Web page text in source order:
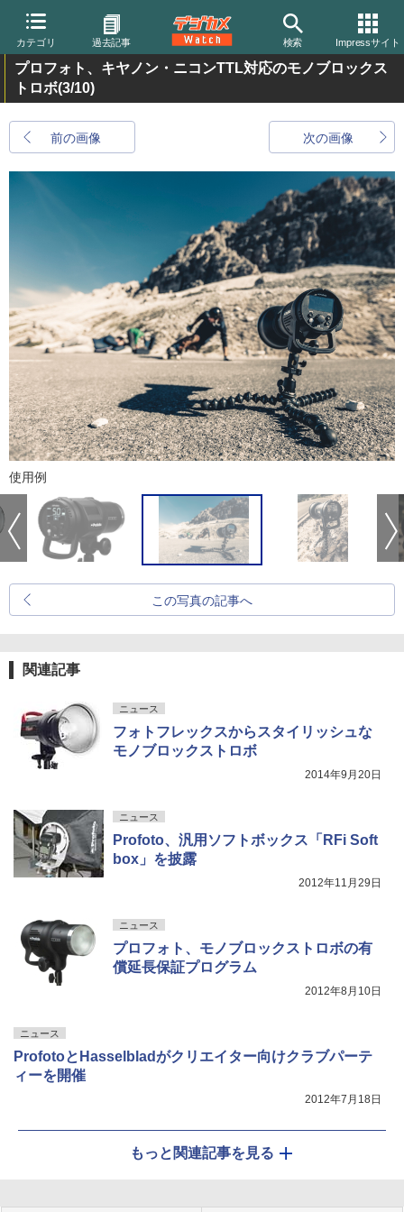
カテゴリ 過去記事 検索 Impressサイト
プロフォト、キヤノン・ニコンTTL対応のモノブロックス
トロボ(3/10)
前の画像 次の画像
使用例
この写真の記事へ
関連記事
ニュース
フォトフレックスからスタイリッシュな
モノブロックストロボ
2014年9月20日
ニュース
Profoto、汎用ソフトボックス「RFi Soft
box」を披露
2012年11月29日
ニュース
プロフォト、モノブロックストロボの有
償延長保証プログラム
2012年8月10日
ニュース
ProfotoとHasselbladがクリエイター向けクラブパーテ
ィーを開催
2012年7月18日
もっと関連記事を見る